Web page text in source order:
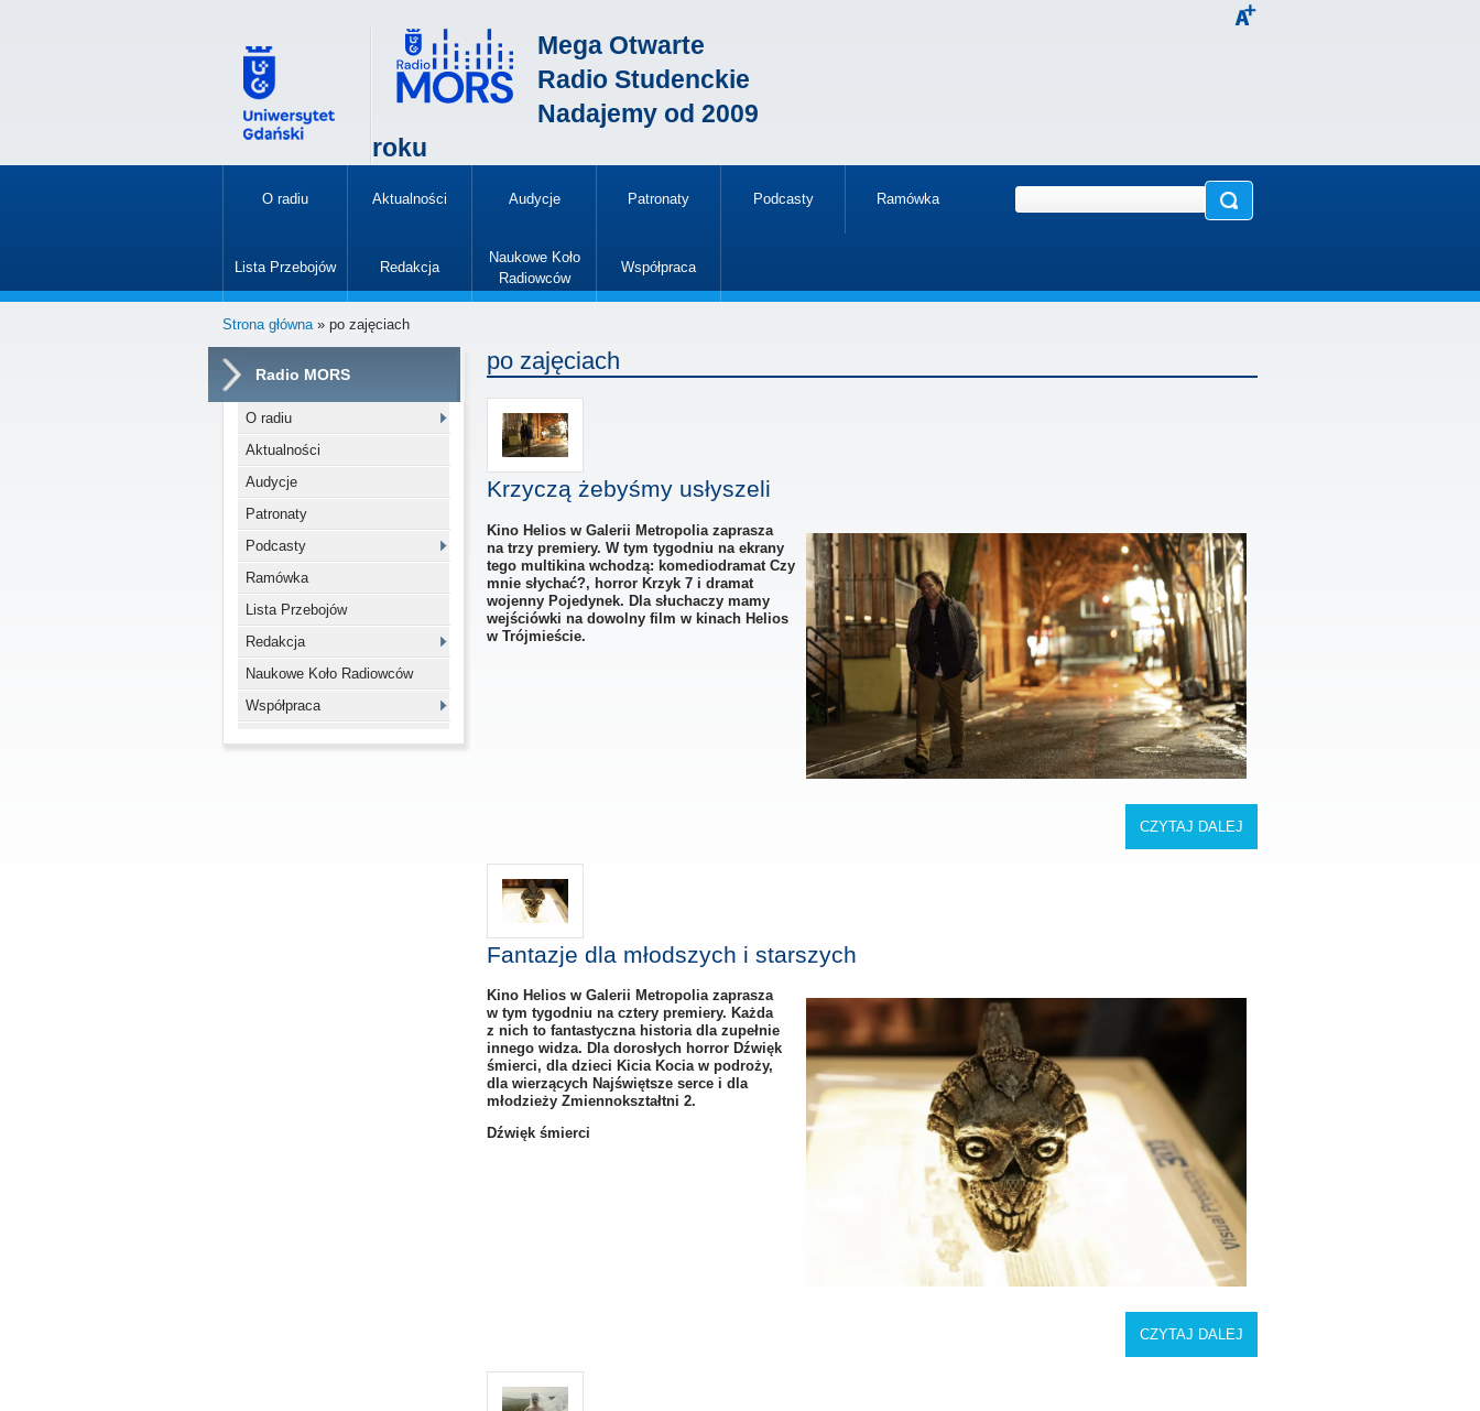
Mega Otwarte
Radio Studenckie
Nadajemy od 2009
roku
O radiu Aktualności Audycje Patronaty Podcasty Ramówka
Lista Przebojów Redakcja
Naukowe Koło
Radiowców
Współpraca
Strona główna» po zajęciach
Radio MORS
O radiu
Aktualności
Audycje
Patronaty
Podcasty
Ramówka
Lista Przebojów
Redakcja
Naukowe Koło Radiowców
Współpraca
po zajęciach
Krzyczą żebyśmy usłyszeli
Kino Helios w Galerii Metropolia zaprasza
na trzy premiery. W tym tygodniu na ekrany
tego multikina wchodzą: komediodramat Czy
mnie słychać?, horror Krzyk 7 i dramat
wojenny Pojedynek. Dla słuchaczy mamy
wejściówki na dowolny film w kinach Helios
w Trójmieście.
CZYTAJ DALEJ
Fantazje dla młodszych i starszych
Kino Helios w Galerii Metropolia zaprasza
w tym tygodniu na cztery premiery. Każda
z nich to fantastyczna historia dla zupełnie
innego widza. Dla dorosłych horror Dźwięk
śmierci, dla dzieci Kicia Kocia w podroży,
dla wierzących Najświętsze serce i dla
młodzieży Zmiennokształtni 2.
Dźwięk śmierci
CZYTAJ DALEJ